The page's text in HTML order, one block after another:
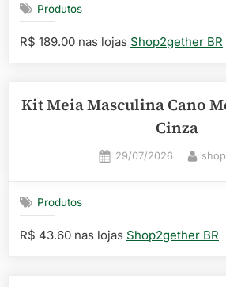
Produtos
R$ 189.00 nas lojas Shop2gether BR
Kit Meia Masculina Cano
Cinza
Posted
29/07/2026 By
Produtos
R$ 43.60 nas lojas Shop2gether BR